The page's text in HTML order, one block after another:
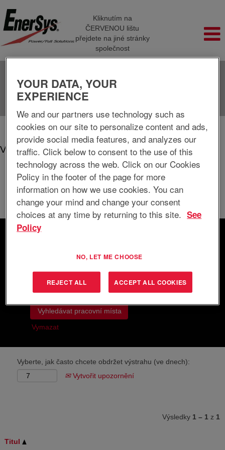
Kliknutím na
ČERVENOU lištu
přejdete na jiné stránky
společnost
Na domovskou stránku | Warrensburg v EnerSys Delaware Inc.
Výsledky hledání pro"Warrensburg".
Žádná volná pracovní místa v současnosti neodpovídají
Warrensburg “.
1 nejnovějších pracovních míst zveřejněných EnerSys Delaware
Inc. je pro vás uvedeno níže.
Zobrazit více možností
Vymazat
Vyberte, jak často chcete obdržet výstrahu (ve dnech):
Vytvořit upozornění
Výsledky 1 – 1 z 1
Titul
YOUR DATA, YOUR
EXPERIENCE
We and our partners use technology such as
cookies on our site to personalize content and ads,
provide social media features, and analyzes our
traffic. Click below to consent to the use of this
technology across the web. Click on our Cookies
Policy in the footer of the page for more
information on how we use cookies. You can
change your mind and change your consent
choices at any time by returning to this site. See
Policy
NO, LET ME CHOOSE
REJECT ALL ACCEPT ALL COOKIES